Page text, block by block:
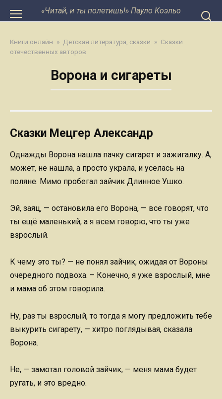
«Читай, и ты полетишь!» Пауло Коэльо
Книги онлайн » Детская литература, сказки » Сказки
отечественных авторов
Ворона и сигареты
Сказки Мецгер Александр
Однажды Ворона нашла пачку сигарет и зажигалку. А,
может, не нашла, а просто украла, и уселась на
поляне. Мимо пробегал зайчик Длинное Ушко.
Эй, заяц, — остановила его Ворона, — все говорят, что
ты ещё маленький, а я всем говорю, что ты уже
взрослый.
К чему это ты? — не понял зайчик, ожидая от Вороны
очередного подвоха. – Конечно, я уже взрослый, мне
и мама об этом говорила.
Ну, раз ты взрослый, то тогда я могу предложить тебе
выкурить сигарету, — хитро поглядывая, сказала
Ворона.
Не, — замотал головой зайчик, — меня мама будет
ругать, и это вредно.